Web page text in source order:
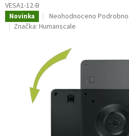
VESA1-12-B
Novinka
Průměrné
hodnocení
0,0
z
Neohodnoceno
Značka: Humanscale